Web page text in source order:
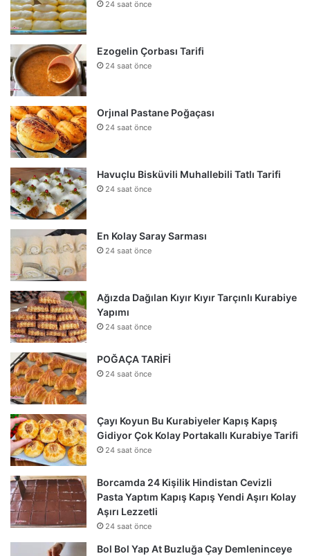
24 saat önce
Ezogelin Çorbası Tarifi
24 saat önce
Orjınal Pastane Poğaçası
24 saat önce
Havuçlu Bisküvili Muhallebili Tatlı Tarifi
24 saat önce
En Kolay Saray Sarması
24 saat önce
Ağızda Dağılan Kıyır Kıyır Tarçınlı Kurabiye
Yapımı
24 saat önce
POĞAÇA TARİFİ
24 saat önce
Çayı Koyun Bu Kurabiyeler Kapış Kapış
Gidiyor Çok Kolay Portakallı Kurabiye Tarifi
24 saat önce
Borcamda 24 Kişilik Hindistan Cevizli
Pasta Yaptım Kapış Kapış Yendi Aşırı Kolay
Aşırı Lezzetli
24 saat önce
Bol Bol Yap At Buzluğa Çay Demleninceye